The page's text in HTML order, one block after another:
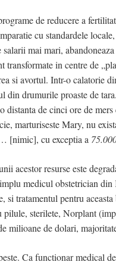
de reducere a
cu standardele
mai mari,
transformate in centre de
si avortul. Intr-o calatorie
din drumurile proaste de tara.
distanta de cinci ore de
marturiseste Mary, nu
[nimic], cu exceptia a
acestor resurse este
medicul obstetrician
si tratamentul pentru
pilule, sterilete, Norplant
milioane de dolari,
Ca functionar medical